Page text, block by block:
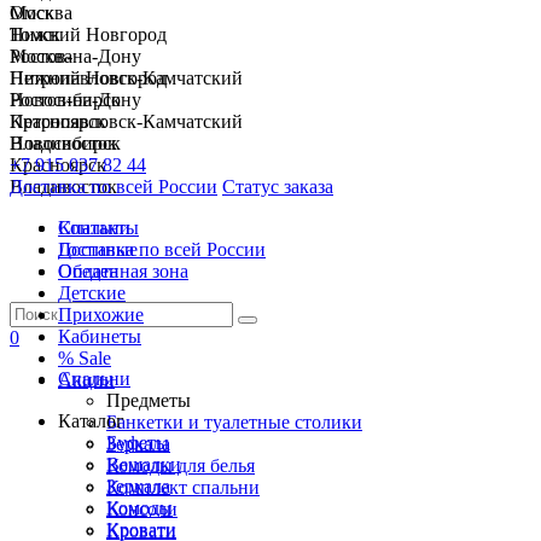
Москва
Нижний Новгород
Ростов-на-Дону
Петропавловск-Камчатский
Новосибирск
Красноярск
Владивосток
+7 915 037 82 44
Доставка по всей России Статус заказа
Спальни
Гостиные
Обеденная зона
Детские
Прихожие
Кабинеты
% Sale
Акции
Каталог
Буфеты
Вешалки
Зеркала
Комоды
Кровати
Омск
Томск
Москва
Нижний Новгород
Ростов-на-Дону
Петропавловск-Камчатский
Новосибирск
Красноярск
Владивосток
Контакты
Доставка по всей России
Оплата
0
Спальни
Предметы
Банкетки и туалетные столики
Зеркала
Комоды для белья
Комплект спальни
Консоли
Кровати